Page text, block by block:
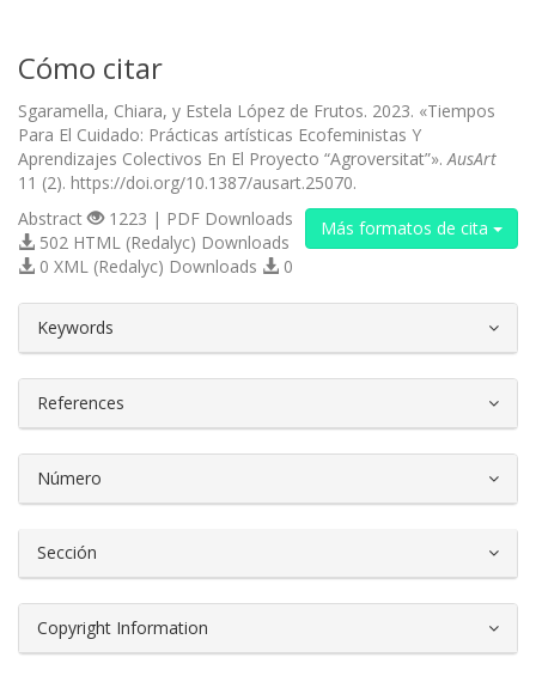
Cómo citar
Sgaramella, Chiara, y Estela López de Frutos. 2023. «Tiempos
Para El Cuidado: Prácticas artísticas Ecofeministas Y
Aprendizajes Colectivos En El Proyecto “Agroversitat”». AusArt
11 (2). https://doi.org/10.1387/ausart.25070.
Más formatos de cita
Abstract
1223 | PDF Downloads
502 HTML (Redalyc) Downloads
0 XML (Redalyc) Downloads
0
Keywords
References
Número
Sección
Copyright Information